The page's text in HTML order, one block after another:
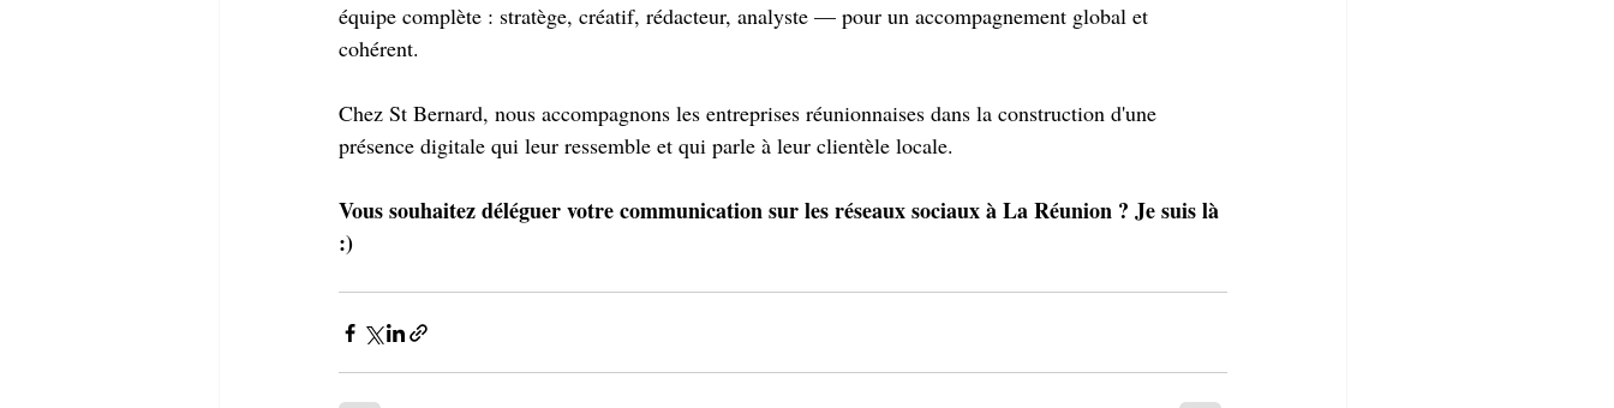
équipe complète : stratège, créatif, rédacteur, analyste — pour un accompagnement global et
cohérent.
Chez St Bernard, nous accompagnons les entreprises réunionnaises dans la construction d'une
présence digitale qui leur ressemble et qui parle à leur clientèle locale.
Vous souhaitez déléguer votre communication sur les réseaux sociaux à La Réunion ? Je suis là
:)